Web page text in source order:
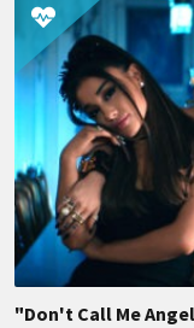
"Don't Call Me